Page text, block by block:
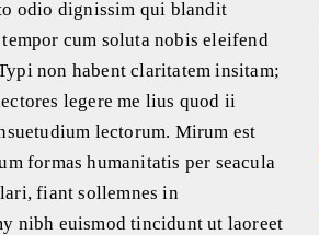
odio dignissim qui blandit
cum soluta nobis eleifend
non habent claritatem insitam;
legere me lius quod ii
lectorum. Mirum est
formas humanitatis per seacula
fiant sollemnes in
nibh euismod tincidunt ut laoreet